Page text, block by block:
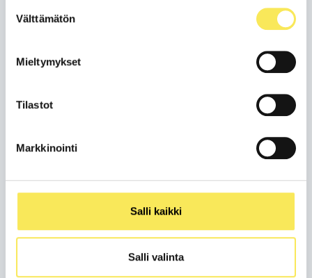
valinta
Välttämätön
Mieltymykset
Tilastot
Markkinointi
Salli kaikki
Salli valinta
Me Aava & Bangilla yhdistämme laadukkaat AI-
ratkaisut ja tuloksellisen muutosjohtamisen.
Tutustu AI- ja teknologiaratkaisuihimme täällä: